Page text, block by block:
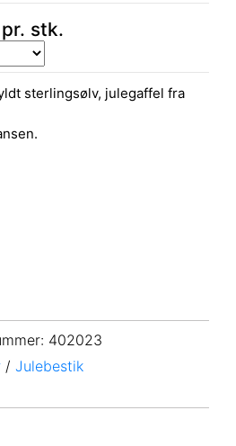
pr. stk.
sterlingsølv, julegaffel fra
: 402023
/ Julebestik